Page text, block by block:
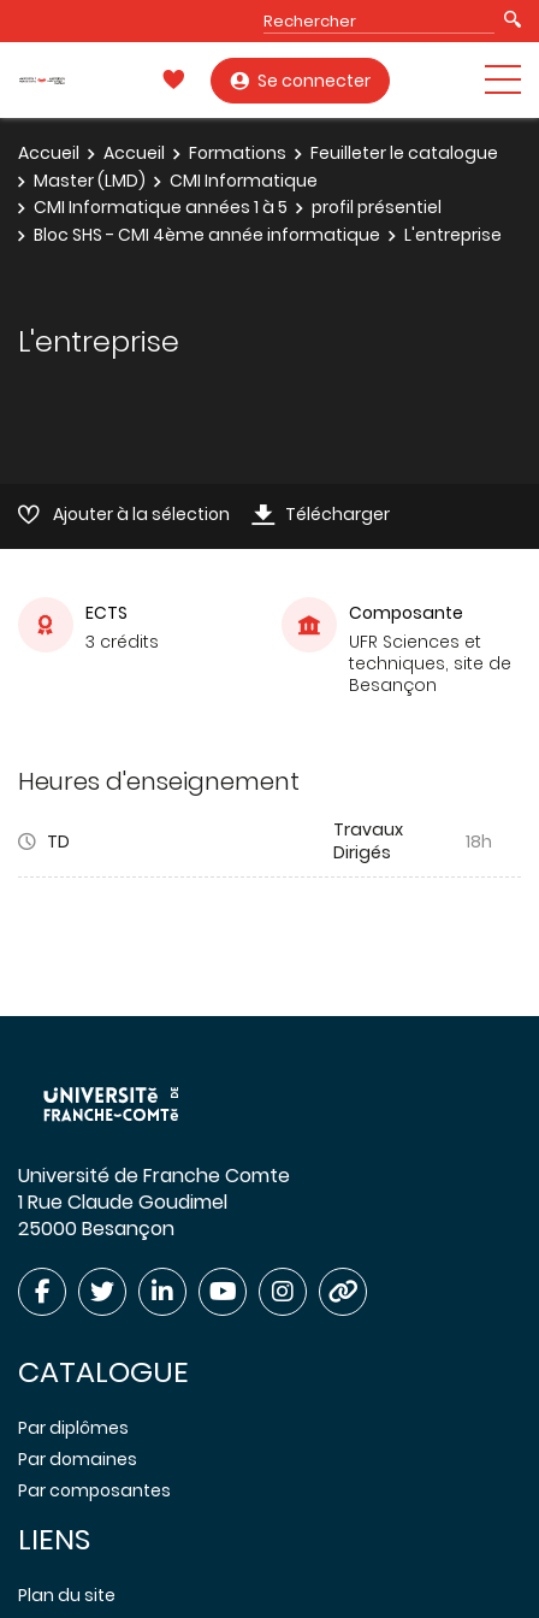
Se connecter
Accueil Accueil Formations
Feuilleter le catalogue
Master (LMD)
CMI Informatique
CMI Informatique années 1 à 5
profil présentiel
Bloc SHS - CMI 4ème année informatique
L'entreprise
L'entreprise
Ajouter à la sélection Télécharger
ECTS
3 crédits
Composante
UFR Sciences et
techniques, site de
Besançon
Heures d'enseignement
TD
Travaux
Dirigés
18h
Université de Franche Comte
1 Rue Claude Goudimel
25000 Besançon
CATALOGUE
Par diplômes
Par domaines
Par composantes
LIENS
Plan du site